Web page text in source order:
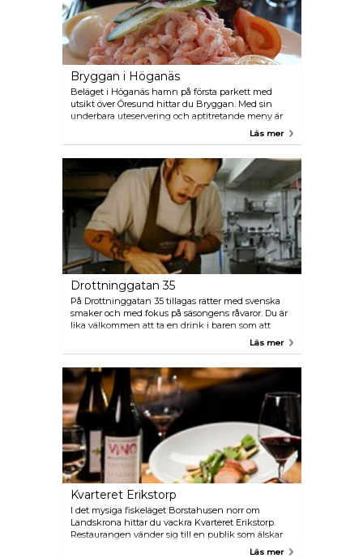
Bryggan i Höganäs
Beläget i Höganäs hamn på första parkett med
utsikt över Öresund hittar du Bryggan. Med sin
underbara uteservering och aptitretande meny är
Bryggan en av de mest populära restaurangerna i
sommardag är ett besök svårslaget. Och om du blir
så mätt att du knappt kan röra dig har Bryggan en
lösning: det ligger ett hotell precis intill.
Läs mer
Drottninggatan 35
På Drottninggatan 35 tillagas rätter med svenska
smaker och med fokus på säsongens råvaror. Du är
lika välkommen att ta en drink i baren som att
Läs mer
Kvarteret Erikstorp
I det mysiga fiskeläget Borstahusen norr om
Landskrona hittar du vackra Kvarteret Erikstorp.
Restaurangen vänder sig till en publik som älskar
att umgås, äta och dricka och – viktigast av allt – att
Läs mer